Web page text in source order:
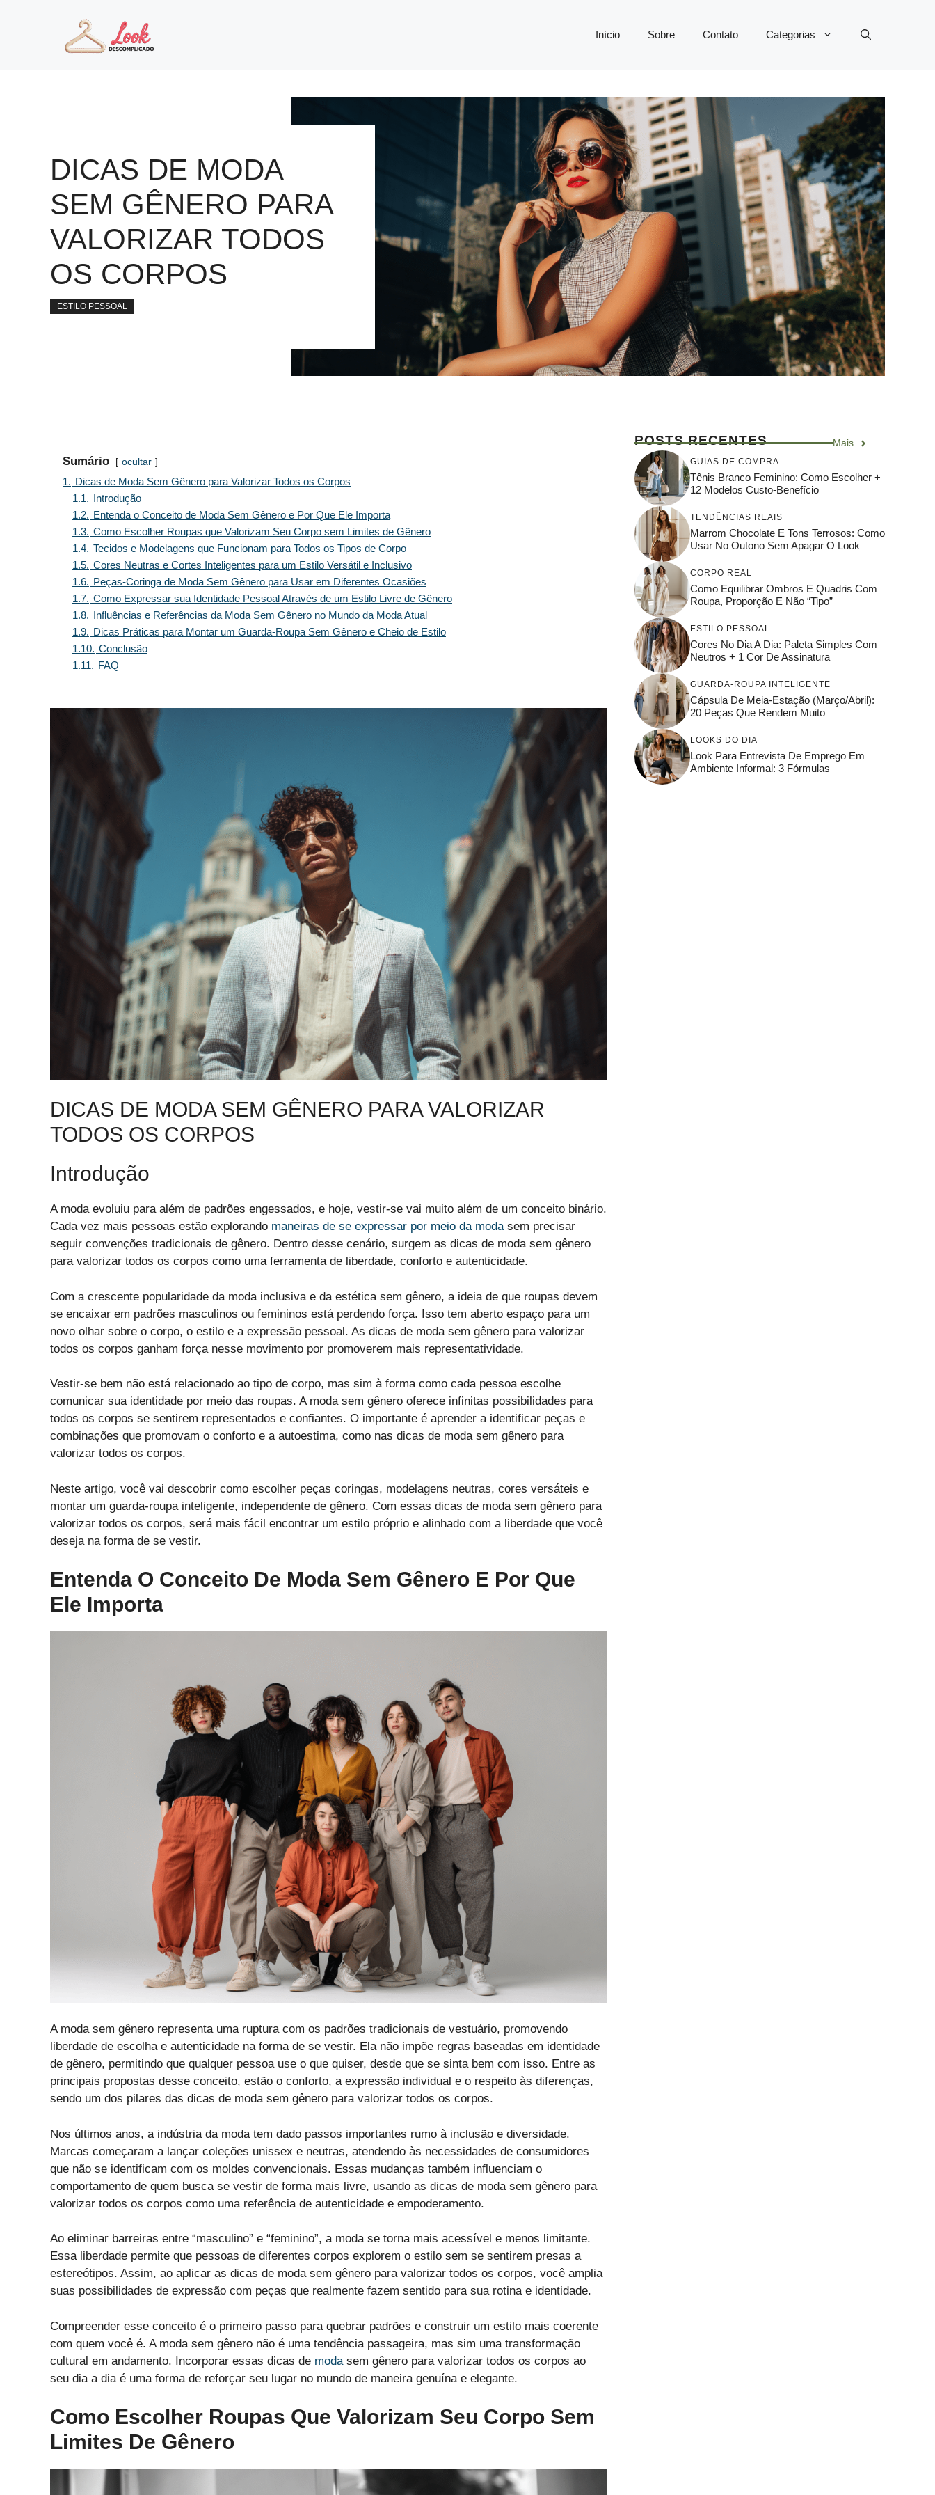
Início Sobre Contato Categorias
DICAS DE MODA
SEM GÊNERO PARA
VALORIZAR TODOS
OS CORPOS
ESTILO PESSOAL
Sumário ocultar
1. Dicas de Moda Sem Gênero para Valorizar Todos os Corpos
1.1. Introdução
1.2. Entenda o Conceito de Moda Sem Gênero e Por Que Ele Importa
1.3. Como Escolher Roupas que Valorizam Seu Corpo sem Limites de Gênero
1.4. Tecidos e Modelagens que Funcionam para Todos os Tipos de Corpo
1.5. Cores Neutras e Cortes Inteligentes para um Estilo Versátil e Inclusivo
1.6. Peças-Coringa de Moda Sem Gênero para Usar em Diferentes Ocasiões
1.7. Como Expressar sua Identidade Pessoal Através de um Estilo Livre de Gênero
1.8. Influências e Referências da Moda Sem Gênero no Mundo da Moda Atual
1.9. Dicas Práticas para Montar um Guarda-Roupa Sem Gênero e Cheio de Estilo
1.10. Conclusão
1.11. FAQ
DICAS DE MODA SEM GÊNERO PARA VALORIZAR
TODOS OS CORPOS
Introdução
A moda evoluiu para além de padrões engessados, e hoje, vestir-se vai muito além de um conceito binário.
Cada vez mais pessoas estão explorando maneiras de se expressar por meio da moda sem precisar
seguir convenções tradicionais de gênero. Dentro desse cenário, surgem as dicas de moda sem gênero
para valorizar todos os corpos como uma ferramenta de liberdade, conforto e autenticidade.
Com a crescente popularidade da moda inclusiva e da estética sem gênero, a ideia de que roupas devem
se encaixar em padrões masculinos ou femininos está perdendo força. Isso tem aberto espaço para um
novo olhar sobre o corpo, o estilo e a expressão pessoal. As dicas de moda sem gênero para valorizar
todos os corpos ganham força nesse movimento por promoverem mais representatividade.
Vestir-se bem não está relacionado ao tipo de corpo, mas sim à forma como cada pessoa escolhe
comunicar sua identidade por meio das roupas. A moda sem gênero oferece infinitas possibilidades para
todos os corpos se sentirem representados e confiantes. O importante é aprender a identificar peças e
combinações que promovam o conforto e a autoestima, como nas dicas de moda sem gênero para
valorizar todos os corpos.
Neste artigo, você vai descobrir como escolher peças coringas, modelagens neutras, cores versáteis e
montar um guarda-roupa inteligente, independente de gênero. Com essas dicas de moda sem gênero para
valorizar todos os corpos, será mais fácil encontrar um estilo próprio e alinhado com a liberdade que você
deseja na forma de se vestir.
Entenda O Conceito De Moda Sem Gênero E Por Que
Ele Importa
A moda sem gênero representa uma ruptura com os padrões tradicionais de vestuário, promovendo
liberdade de escolha e autenticidade na forma de se vestir. Ela não impõe regras baseadas em identidade
de gênero, permitindo que qualquer pessoa use o que quiser, desde que se sinta bem com isso. Entre as
principais propostas desse conceito, estão o conforto, a expressão individual e o respeito às diferenças,
sendo um dos pilares das dicas de moda sem gênero para valorizar todos os corpos.
Nos últimos anos, a indústria da moda tem dado passos importantes rumo à inclusão e diversidade.
Marcas começaram a lançar coleções unissex e neutras, atendendo às necessidades de consumidores
que não se identificam com os moldes convencionais. Essas mudanças também influenciam o
comportamento de quem busca se vestir de forma mais livre, usando as dicas de moda sem gênero para
valorizar todos os corpos como uma referência de autenticidade e empoderamento.
Ao eliminar barreiras entre “masculino” e “feminino”, a moda se torna mais acessível e menos limitante.
Essa liberdade permite que pessoas de diferentes corpos explorem o estilo sem se sentirem presas a
estereótipos. Assim, ao aplicar as dicas de moda sem gênero para valorizar todos os corpos, você amplia
suas possibilidades de expressão com peças que realmente fazem sentido para sua rotina e identidade.
Compreender esse conceito é o primeiro passo para quebrar padrões e construir um estilo mais coerente
com quem você é. A moda sem gênero não é uma tendência passageira, mas sim uma transformação
cultural em andamento. Incorporar essas dicas de moda sem gênero para valorizar todos os corpos ao
seu dia a dia é uma forma de reforçar seu lugar no mundo de maneira genuína e elegante.
Como Escolher Roupas Que Valorizam Seu Corpo Sem
Limites De Gênero
POSTS RECENTES Mais
GUIAS DE COMPRA
Tênis Branco Feminino: Como Escolher +
12 Modelos Custo-Benefício
TENDÊNCIAS REAIS
Marrom Chocolate E Tons Terrosos: Como
Usar No Outono Sem Apagar O Look
CORPO REAL
Como Equilibrar Ombros E Quadris Com
Roupa, Proporção E Não “tipo”
ESTILO PESSOAL
Cores No Dia A Dia: Paleta Simples Com
Neutros + 1 Cor De Assinatura
GUARDA-ROUPA INTELIGENTE
Cápsula De Meia-Estação (março/abril):
20 Peças Que Rendem Muito
LOOKS DO DIA
Look Para Entrevista De Emprego Em
Ambiente Informal: 3 Fórmulas